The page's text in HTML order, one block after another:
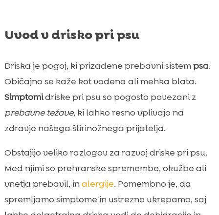
Uvod v drisko pri psu
Driska je pogoj, ki prizadene prebavni sistempsa.
Običajno se kaže kot vodena ali mehka blata.
Simptomidriske pri psu so pogosto povezani z
prebavne težave, ki lahko resno vplivajo na
zdravje našega štirinožnega prijatelja.
Obstajijo veliko razlogov za razvoj driske pri psu.
Med njimi so prehranske spremembe, okužbe ali
vnetja prebavil, inalergije. Pomembno je, da
spremljamo simptome in ustrezno ukrepamo, saj